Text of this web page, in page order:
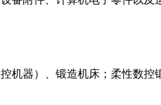
器）、锻造机床；柔性数控